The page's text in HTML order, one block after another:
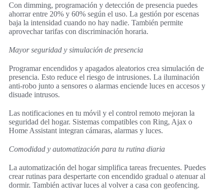
Con dimming, programación y detección de presencia puedes
ahorrar entre 20% y 60% según el uso. La gestión por escenas
baja la intensidad cuando no hay nadie. También permite
aprovechar tarifas con discriminación horaria.
Mayor seguridad y simulación de presencia
Programar encendidos y apagados aleatorios crea simulación de
presencia. Esto reduce el riesgo de intrusiones. La iluminación
anti-robo junto a sensores o alarmas enciende luces en accesos y
disuade intrusos.
Las notificaciones en tu móvil y el control remoto mejoran la
seguridad del hogar. Sistemas compatibles con Ring, Ajax o
Home Assistant integran cámaras, alarmas y luces.
Comodidad y automatización para tu rutina diaria
La automatización del hogar simplifica tareas frecuentes. Puedes
crear rutinas para despertarte con encendido gradual o atenuar al
dormir. También activar luces al volver a casa con geofencing.